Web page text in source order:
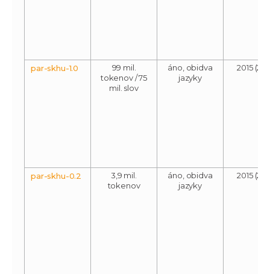
par-skhu-1.0
99 mil.
tokenov / 75
mil. slov
áno, obidva
jazyky
2015
par-skhu-0.2
3,9 mil.
tokenov
áno, obidva
jazyky
2015